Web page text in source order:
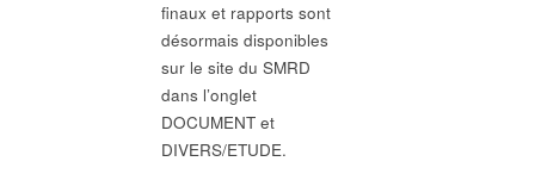
finaux et rapports sont
désormais disponibles
sur le site du SMRD
dans l’onglet
DOCUMENT et
DIVERS/ETUDE.